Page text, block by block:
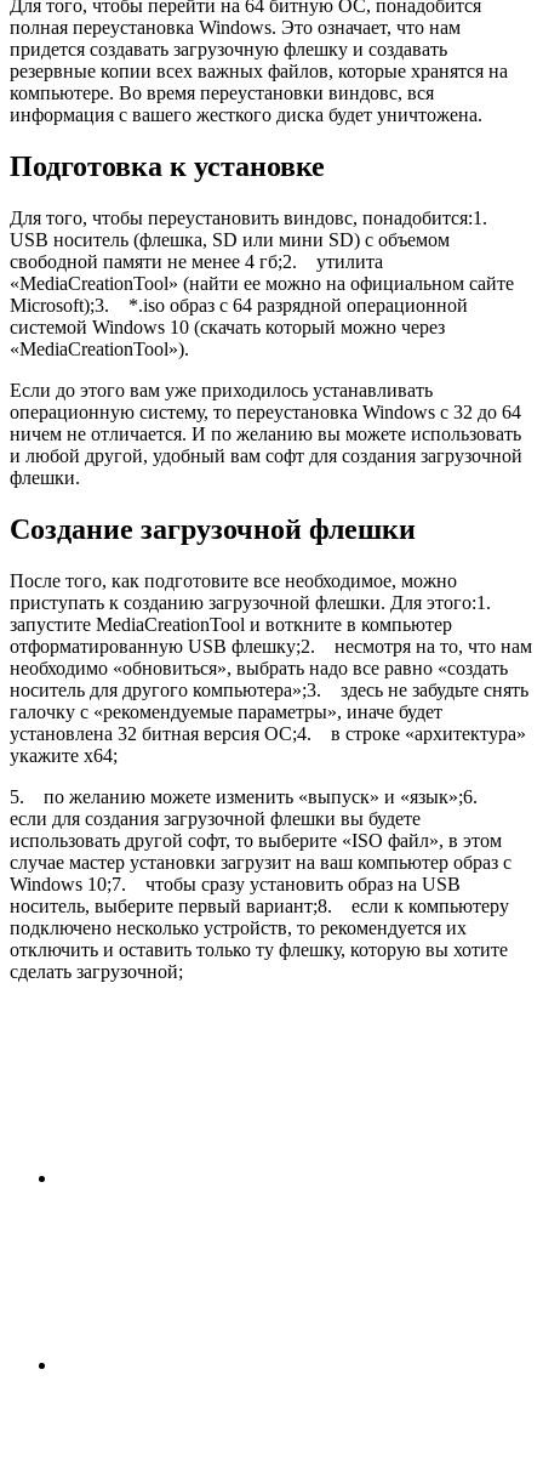
Для того, чтобы перейти на 64 битную ОС, понадобится
полная переустановка Windows. Это означает, что нам
придется создавать загрузочную флешку и создавать
резервные копии всех важных файлов, которые хранятся на
компьютере. Во время переустановки виндовс, вся
информация с вашего жесткого диска будет уничтожена.
Подготовка к установке
Для того, чтобы переустановить виндовс, понадобится:1.
USB носитель (флешка, SD или мини SD) с объемом
свободной памяти не менее 4 гб;2. утилита
«MediaCreationTool» (найти ее можно на официальном сайте
Microsoft);3. *.iso образ с 64 разрядной операционной
системой Windows 10 (скачать который можно через
«MediaCreationTool»).
Если до этого вам уже приходилось устанавливать
операционную систему, то переустановка Windows с 32 до 64
ничем не отличается. И по желанию вы можете использовать
и любой другой, удобный вам софт для создания загрузочной
флешки.
Создание загрузочной флешки
После того, как подготовите все необходимое, можно
приступать к созданию загрузочной флешки. Для этого:1.
запустите MediaCreationTool и воткните в компьютер
отформатированную USB флешку;2. несмотря на то, что нам
необходимо «обновиться», выбрать надо все равно «создать
носитель для другого компьютера»;3. здесь не забудьте снять
галочку с «рекомендуемые параметры», иначе будет
установлена 32 битная версия ОС;4. в строке «архитектура»
укажите x64;
5. по желанию можете изменить «выпуск» и «язык»;6.
если для создания загрузочной флешки вы будете
использовать другой софт, то выберите «ISO файл», в этом
случае мастер установки загрузит на ваш компьютер образ с
Windows 10;7. чтобы сразу установить образ на USB
носитель, выберите первый вариант;8. если к компьютеру
подключено несколько устройств, то рекомендуется их
отключить и оставить только ту флешку, которую вы хотите
сделать загрузочной;